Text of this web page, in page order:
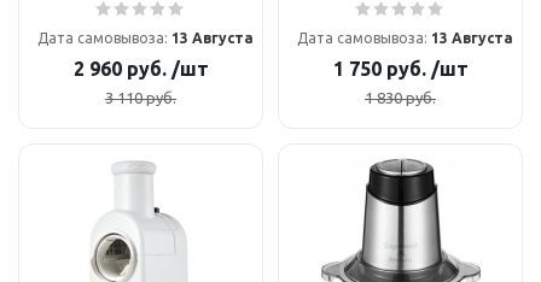
Дата самовывоза: 13 Августа
2 960руб. /шт
3 110руб.
Дата самовывоза: 13 Августа
1 750руб. /шт
1 830руб.